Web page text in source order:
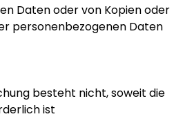
Daten oder von Kopien oder
personenbezogenen Daten
besteht nicht, soweit die
ist